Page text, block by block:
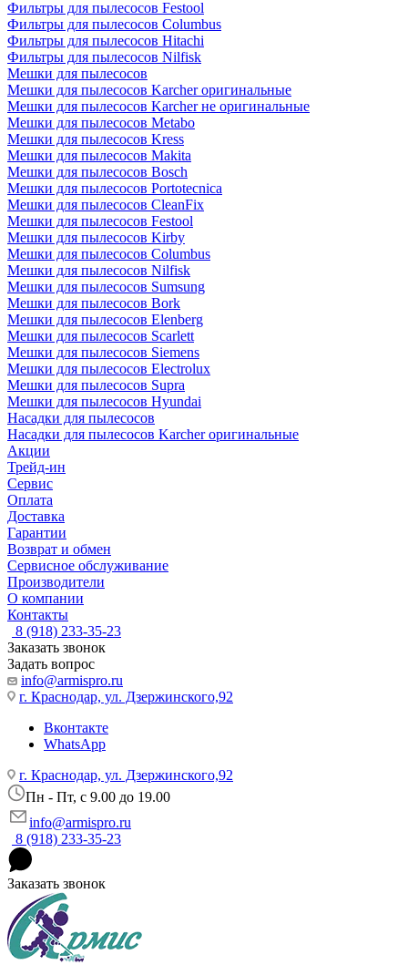
Фильтры для пылесосов Festool
Фильтры для пылесосов Columbus
Фильтры для пылесосов Hitachi
Фильтры для пылесосов Nilfisk
Мешки для пылесосов
Мешки для пылесосов Karcher оригинальные
Мешки для пылесосов Karcher не оригинальные
Мешки для пылесосов Metabo
Мешки для пылесосов Kress
Мешки для пылесосов Makita
Мешки для пылесосов Bosch
Мешки для пылесосов Portotecnica
Мешки для пылесосов CleanFix
Мешки для пылесосов Festool
Мешки для пылесосов Kirby
Мешки для пылесосов Columbus
Мешки для пылесосов Nilfisk
Мешки для пылесосов Sumsung
Мешки для пылесосов Bork
Мешки для пылесосов Elenberg
Мешки для пылесосов Scarlett
Мешки для пылесосов Siemens
Мешки для пылесосов Electrolux
Мешки для пылесосов Supra
Мешки для пылесосов Hyundai
Насадки для пылесосов
Насадки для пылесосов Karcher оригинальные
Акции
Трейд-ин
Сервис
Оплата
Доставка
Гарантии
Возврат и обмен
Сервисное обслуживание
Производители
О компании
Контакты
8 (918) 233-35-23
Заказать звонок
Задать вопрос
info@armispro.ru
г. Краснодар, ул. Дзержинского,92
Вконтакте
WhatsApp
г. Краснодар, ул. Дзержинского,92
Пн - Пт, c 9.00 до 19.00
info@armispro.ru
8 (918) 233-35-23
Заказать звонок